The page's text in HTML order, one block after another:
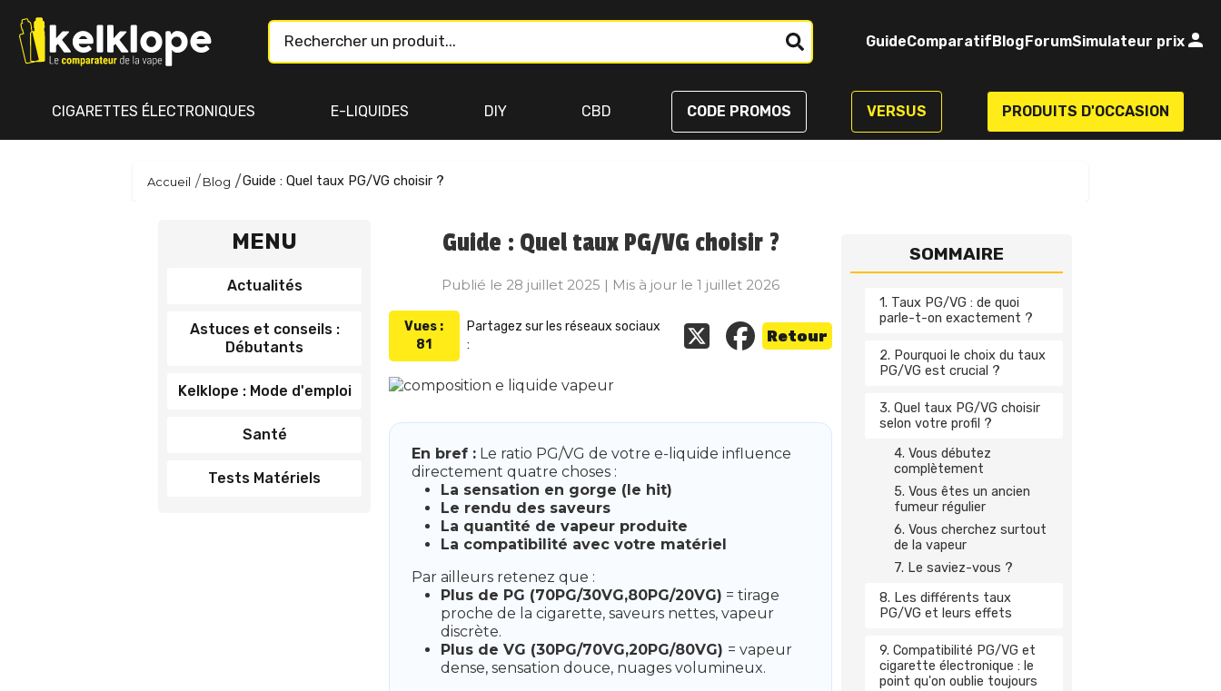
GuideComparatifBlogForumSimulateur prix
CIGARETTES ÉLECTRONIQUES E-LIQUIDES DIY CBD CODE PROMOS VERSUS PRODUITS D'OCCASION
Accueil Blog Guide : Quel taux PG/VG choisir ?
MENU
Actualités
Astuces et conseils :
Débutants
Kelklope : Mode d'emploi
Santé
Tests Matériels
Guide : Quel taux PG/VG choisir ?
Publié le 28 juillet 2025 | Mis à jour le 1 juillet 2026
Vues :
81
Partagez sur les réseaux sociaux
:
Retour
En bref : Le ratio PG/VG de votre e-liquide influence
directement quatre choses :
La sensation en gorge (le hit)
Le rendu des saveurs
La quantité de vapeur produite
La compatibilité avec votre matériel
Par ailleurs retenez que :
Plus de PG (70PG/30VG,80PG/20VG) = tirage
proche de la cigarette, saveurs nettes, vapeur
discrète.
Plus de VG (30PG/70VG,20PG/80VG) = vapeur
dense, sensation douce, nuages volumineux.
SOMMAIRE
1. Taux PG/VG : de quoi
parle-t-on exactement ?
2. Pourquoi le choix du taux
PG/VG est crucial ?
3. Quel taux PG/VG choisir
selon votre profil ?
4. Vous débutez
complètement
5. Vous êtes un ancien
fumeur régulier
6. Vous cherchez surtout
de la vapeur
7. Le saviez-vous ?
8. Les différents taux
PG/VG et leurs effets
9. Compatibilité PG/VG et
cigarette électronique : le
point qu'on oublie toujours